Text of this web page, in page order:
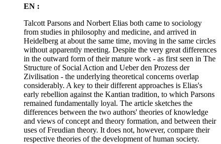
EN :
Talcott Parsons and Norbert Elias both came to sociology
from studies in philosophy and medicine, and arrived in
Heidelberg at about the same time, moving in the same circles
without apparently meeting. Despite the very great differences
in the outward form of their mature work - as first seen in The
Structure of Social Action and Ueber den Prozess der
Zivilisation - the underlying theoretical concerns overlap
considerably. A key to their different approaches is Elias's
early rebellion against the Kantian tradition, to which Parsons
remained fundamentally loyal. The article sketches the
differences between the two authors' theories of knowledge
and views of concept and theory formation, and between their
uses of Freudian theory. It does not, however, compare their
respective theories of the development of human society.